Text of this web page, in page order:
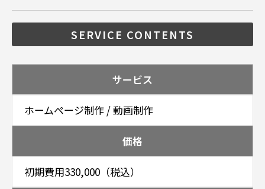
SERVICE CONTENTS
サービス
ホームページ制作 / 動画制作
価格
初期費用330,000（税込）